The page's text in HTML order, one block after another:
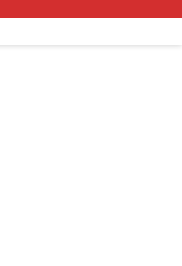
Amankan 3 Pemuda di Jalan I Gusti